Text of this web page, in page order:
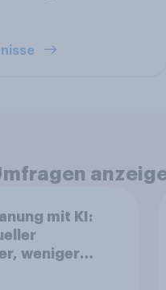
mit KI:
weniger